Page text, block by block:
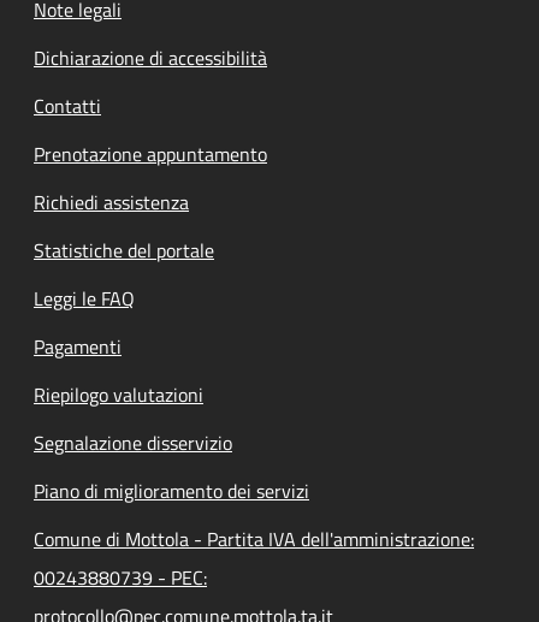
Note legali
Dichiarazione di accessibilità
Contatti
Prenotazione appuntamento
Richiedi assistenza
Statistiche del portale
Leggi le FAQ
Pagamenti
Riepilogo valutazioni
Segnalazione disservizio
Piano di miglioramento dei servizi
Comune di Mottola - Partita IVA dell'amministrazione:
00243880739 - PEC:
protocollo@pec.comune.mottola.ta.it